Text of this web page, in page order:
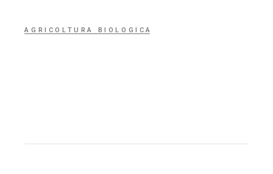
AGRICOLTURA BIOLOGICA